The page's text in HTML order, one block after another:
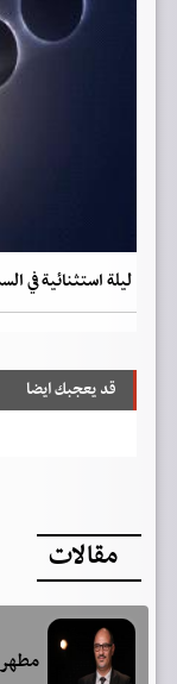
ليلة استثنائية في السماء.. 4 ظواهر فلكية
قد يعجبك ايضا
مقالات
مطهر